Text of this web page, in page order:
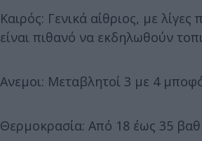
Καιρός: Γενικά αίθριος, με
είναι πιθανό να εκδηλωθούν
Ανεμοι: Μεταβλητοί 3 με 4
Θερμοκρασία: Από 18 έως 35